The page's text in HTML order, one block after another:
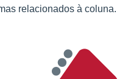
relacionados à coluna.